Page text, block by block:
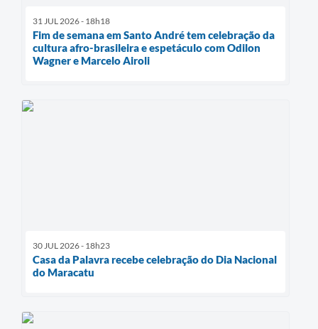
31 JUL 2026 - 18h18
Fim de semana em Santo André tem celebração da
cultura afro-brasileira e espetáculo com Odilon
Wagner e Marcelo Airoli
30 JUL 2026 - 18h23
Casa da Palavra recebe celebração do Dia Nacional
do Maracatu